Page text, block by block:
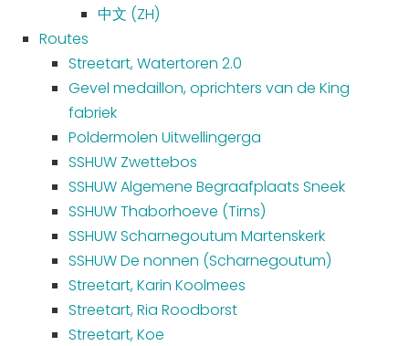
中文 (ZH)
Routes
Streetart, Watertoren 2.0
Gevel medaillon, oprichters van de King
fabriek
Poldermolen Uitwellingerga
SSHUW Zwettebos
SSHUW Algemene Begraafplaats Sneek
SSHUW Thaborhoeve (Tirns)
SSHUW Scharnegoutum Martenskerk
SSHUW De nonnen (Scharnegoutum)
Streetart, Karin Koolmees
Streetart, Ria Roodborst
Streetart, Koe